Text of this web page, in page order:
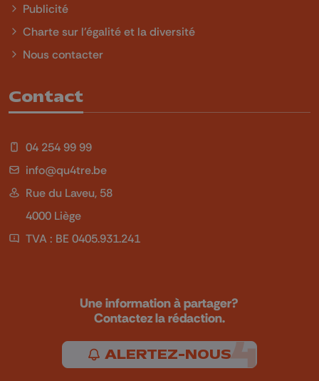
Publicité
Charte sur l'égalité et la diversité
Nous contacter
Contact
04 254 99 99
info@qu4tre.be
Rue du Laveu, 58
4000 Liège
TVA : BE 0405.931.241
Une information à partager?
Contactez la rédaction.
ALERTEZ-NOUS